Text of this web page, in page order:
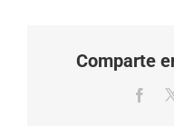
Comparte